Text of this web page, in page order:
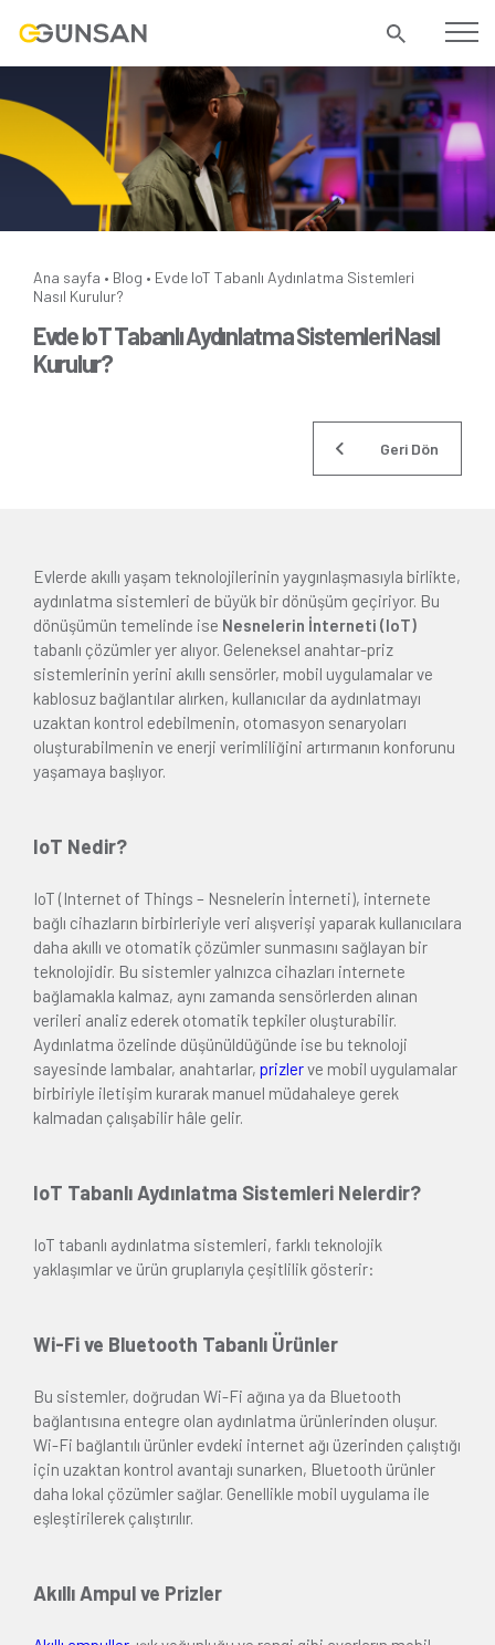
Ana sayfa • Blog • Evde IoT Tabanlı Aydınlatma Sistemleri
Nasıl Kurulur?
Evde IoT Tabanlı Aydınlatma Sistemleri Nasıl
Kurulur?
Geri Dön
Evlerde akıllı yaşam teknolojilerinin yaygınlaşmasıyla birlikte,
aydınlatma sistemleri de büyük bir dönüşüm geçiriyor. Bu
dönüşümün temelinde ise Nesnelerin İnterneti (IoT)
tabanlı çözümler yer alıyor. Geleneksel anahtar-priz
sistemlerinin yerini akıllı sensörler, mobil uygulamalar ve
kablosuz bağlantılar alırken, kullanıcılar da aydınlatmayı
uzaktan kontrol edebilmenin, otomasyon senaryoları
oluşturabilmenin ve enerji verimliliğini artırmanın konforunu
yaşamaya başlıyor.
IoT Nedir?
IoT (Internet of Things – Nesnelerin İnterneti), internete
bağlı cihazların birbirleriyle veri alışverişi yaparak kullanıcılara
daha akıllı ve otomatik çözümler sunmasını sağlayan bir
teknolojidir. Bu sistemler yalnızca cihazları internete
bağlamakla kalmaz, aynı zamanda sensörlerden alınan
verileri analiz ederek otomatik tepkiler oluşturabilir.
Aydınlatma özelinde düşünüldüğünde ise bu teknoloji
sayesinde lambalar, anahtarlar, prizlerve mobil uygulamalar
birbiriyle iletişim kurarak manuel müdahaleye gerek
kalmadan çalışabilir hâle gelir.
IoT Tabanlı Aydınlatma Sistemleri Nelerdir?
IoT tabanlı aydınlatma sistemleri, farklı teknolojik
yaklaşımlar ve ürün gruplarıyla çeşitlilik gösterir:
Wi-Fi ve Bluetooth Tabanlı Ürünler
Bu sistemler, doğrudan Wi-Fi ağına ya da Bluetooth
bağlantısına entegre olan aydınlatma ürünlerinden oluşur.
Wi-Fi bağlantılı ürünler evdeki internet ağı üzerinden çalıştığı
için uzaktan kontrol avantajı sunarken, Bluetooth ürünler
daha lokal çözümler sağlar. Genellikle mobil uygulama ile
eşleştirilerek çalıştırılır.
Akıllı Ampul ve Prizler